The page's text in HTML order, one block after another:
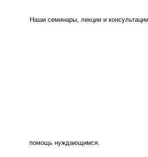
Наши семинары, лекции и
помощь нуждающимся.